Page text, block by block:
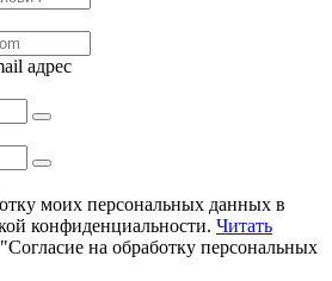
адрес
моих персональных данных в
конфиденциальности. Читать
на обработку персональных